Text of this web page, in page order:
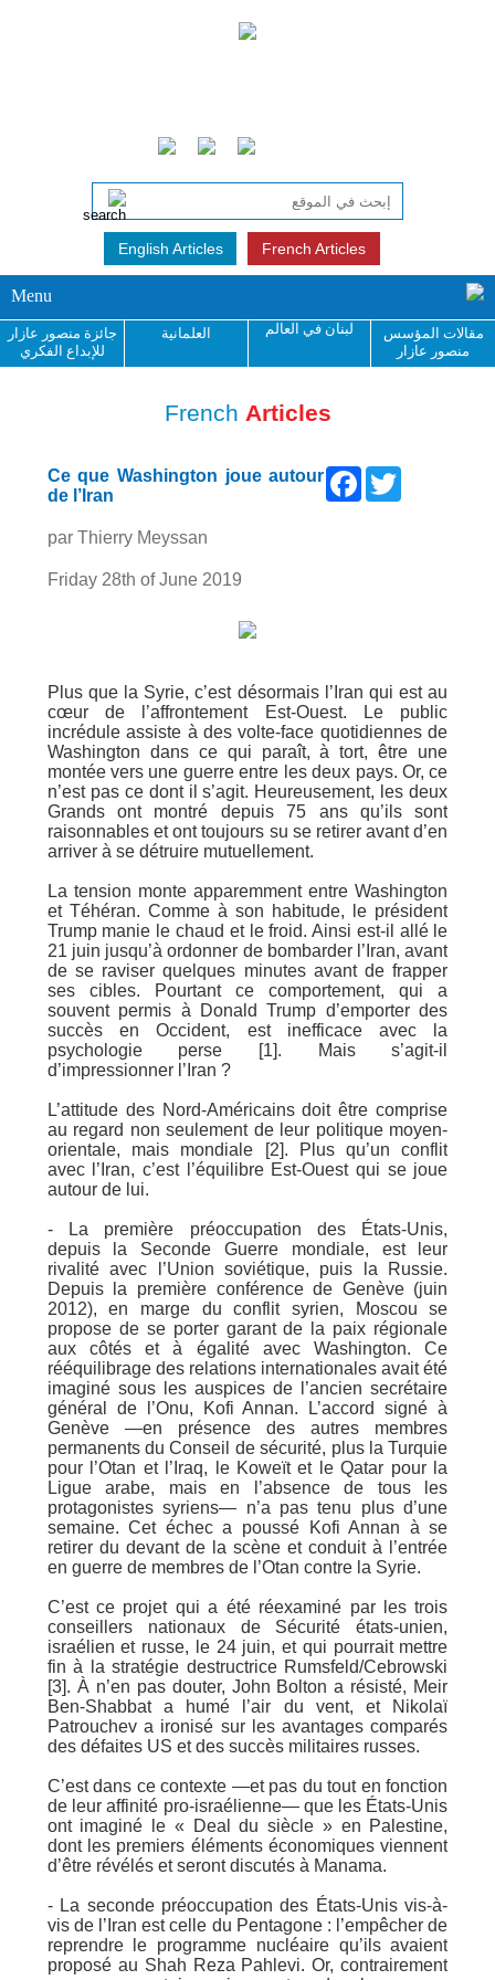
English Articles French Articles
Menu
مقالات المؤسس
منصور عازار
لبنان في العالم العلمانية
جائزة منصور عازار
للإبداع الفكري
French Articles
Facebook
Ce que Washington joue autour
de l’Iran
par Thierry Meyssan
Friday 28th of June 2019
Plus que la Syrie, c’est désormais l’Iran qui est au
cœur de l’affrontement Est-Ouest. Le public
incrédule assiste à des volte-face quotidiennes de
Washington dans ce qui paraît, à tort, être une
montée vers une guerre entre les deux pays. Or, ce
n’est pas ce dont il s’agit. Heureusement, les deux
Grands ont montré depuis 75 ans qu’ils sont
raisonnables et ont toujours su se retirer avant d’en
arriver à se détruire mutuellement.
La tension monte apparemment entre Washington
et Téhéran. Comme à son habitude, le président
Trump manie le chaud et le froid. Ainsi est-il allé le
21 juin jusqu’à ordonner de bombarder l’Iran, avant
de se raviser quelques minutes avant de frapper
ses cibles. Pourtant ce comportement, qui a
souvent permis à Donald Trump d’emporter des
succès en Occident, est inefficace avec la
psychologie perse [1]. Mais s’agit-il
d’impressionner l’Iran ?
L’attitude des Nord-Américains doit être comprise
au regard non seulement de leur politique moyen-
orientale, mais mondiale [2]. Plus qu’un conflit
avec l’Iran, c’est l’équilibre Est-Ouest qui se joue
autour de lui.
- La première préoccupation des États-Unis,
depuis la Seconde Guerre mondiale, est leur
rivalité avec l’Union soviétique, puis la Russie.
Depuis la première conférence de Genève (juin
2012), en marge du conflit syrien, Moscou se
propose de se porter garant de la paix régionale
aux côtés et à égalité avec Washington. Ce
rééquilibrage des relations internationales avait été
imaginé sous les auspices de l’ancien secrétaire
général de l’Onu, Kofi Annan. L’accord signé à
Genève —en présence des autres membres
permanents du Conseil de sécurité, plus la Turquie
pour l’Otan et l’Iraq, le Koweït et le Qatar pour la
Ligue arabe, mais en l’absence de tous les
protagonistes syriens— n’a pas tenu plus d’une
semaine. Cet échec a poussé Kofi Annan à se
retirer du devant de la scène et conduit à l’entrée
en guerre de membres de l’Otan contre la Syrie.
C’est ce projet qui a été réexaminé par les trois
conseillers nationaux de Sécurité états-unien,
israélien et russe, le 24 juin, et qui pourrait mettre
fin à la stratégie destructrice Rumsfeld/Cebrowski
[3]. À n’en pas douter, John Bolton a résisté, Meir
Ben-Shabbat a humé l’air du vent, et Nikolaï
Patrouchev a ironisé sur les avantages comparés
des défaites US et des succès militaires russes.
C’est dans ce contexte —et pas du tout en fonction
de leur affinité pro-israélienne— que les États-Unis
ont imaginé le « Deal du siècle » en Palestine,
dont les premiers éléments économiques viennent
d’être révélés et seront discutés à Manama.
- La seconde préoccupation des États-Unis vis-à-
vis de l’Iran est celle du Pentagone : l’empêcher de
reprendre le programme nucléaire qu’ils avaient
proposé au Shah Reza Pahlevi. Or, contrairement